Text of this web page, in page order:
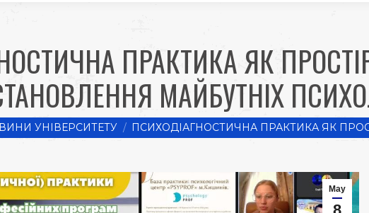
ПРАКТИКА ЯК
МАЙБУТНІХ
УНІВЕРСИТЕТУ ПСИХОДІАГНОСТИЧНА ПРАКТИКА ЯК
May